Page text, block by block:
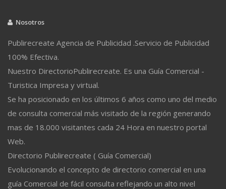
Nosotros
Publirecreate Agencia de Publicidad .Servicio de Publicidad
100% Efectiva.
Nuestro DirectorioPublirecreate. Es una Guía Comercial -
Turistica Impresa y virtual.
Se ha posicionado en los últimos 6 años como uno del medio
de consulta comercial más visitado de la región generando
mas de 18.000 visitantes cada 24 Hora en nuestro portal
Web.
Directorio Publirecreate ( Guía Comercial)
Evolucionando el concepto de directorio comercial en una
guía Comercial de fácil consulta reflejando un alto nivel